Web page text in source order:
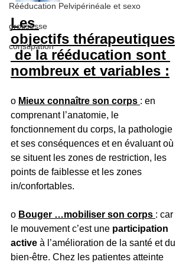
Rééducation Pelvipérinéale et sexo
grossesse
constipation
Les
objectifs thérapeutiques
de la rééducation sont
nombreux et variables :
o Mieux connaître son corps : en
comprenant l’anatomie, le
fonctionnement du corps, la pathologie
et ses conséquences et en évaluant où
se situent les zones de restriction, les
points de faiblesse et les zones
in/confortables.
o Bouger …mobiliser son corps : car
le mouvement c’est une participation
active à l’amélioration de la santé et du
bien-être. Chez les patientes atteinte